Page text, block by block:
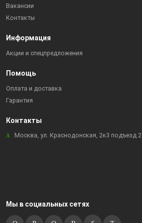
Вакансии
Контакты
Информация
Акции и спецпредложения
Помощь
Оплата и доставка
Гарантия
Контакты
Москва, ул. Краснодонская, 2к3 подъезд 2
Мы в социальных сетях